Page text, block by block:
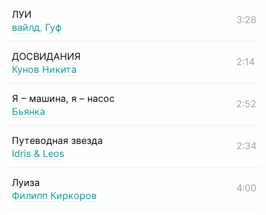
ЛУИ
вайлд, Гуф
3:28
ДОСВИДАНИЯ
Кунов Никита
2:14
Я – машина, я – насос
Бьянка
2:52
Путеводная звезда
Idris & Leos
2:34
Луиза
Филипп Киркоров
4:00